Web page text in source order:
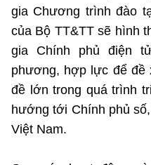
gia Chương trình đào
của Bộ TT&TT sẽ hình
gia Chính phủ điện
phương, hợp lực để đề
đề lớn trong quá trình
hướng tới Chính phủ
Việt Nam.